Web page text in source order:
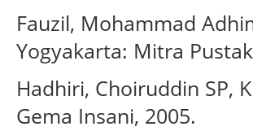
Fauzil, Mohammad
Yogyakarta: Mitra
Hadhiri, Choiruddin SP,
Gema Insani, 2005.